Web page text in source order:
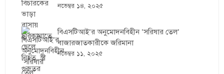
নভেম্বর ১৪, ২০২৫
বিএসটিআই’র অনুমোদনবিহীন ‘সরিষার তেল’
বাজারজাতকারীকে জরিমানা
নভেম্বর ১১, ২০২৫